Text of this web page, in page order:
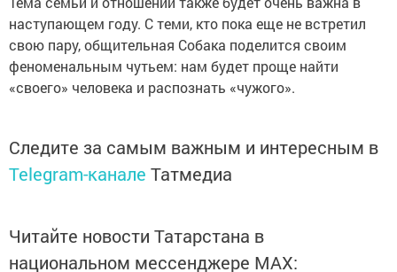
наступающем году. С теми, кто пока еще не встретил
свою пару, общительная Собака поделится своим
феноменальным чутьем: нам будет проще найти
«своего» человека и распознать «чужого».
Следите за самым важным и интересным в
Telegram-канале Татмедиа
Читайте новости Татарстана в
национальном мессенджере MАХ: